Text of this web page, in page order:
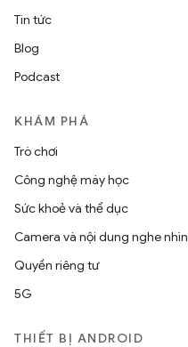
Tin tức
Blog
Podcast
KHÁM PHÁ
Trò chơi
Công nghệ máy học
Sức khoẻ và thể dục
Camera và nội dung nghe nhìn
Quyền riêng tư
5G
THIẾT BỊ ANDROID